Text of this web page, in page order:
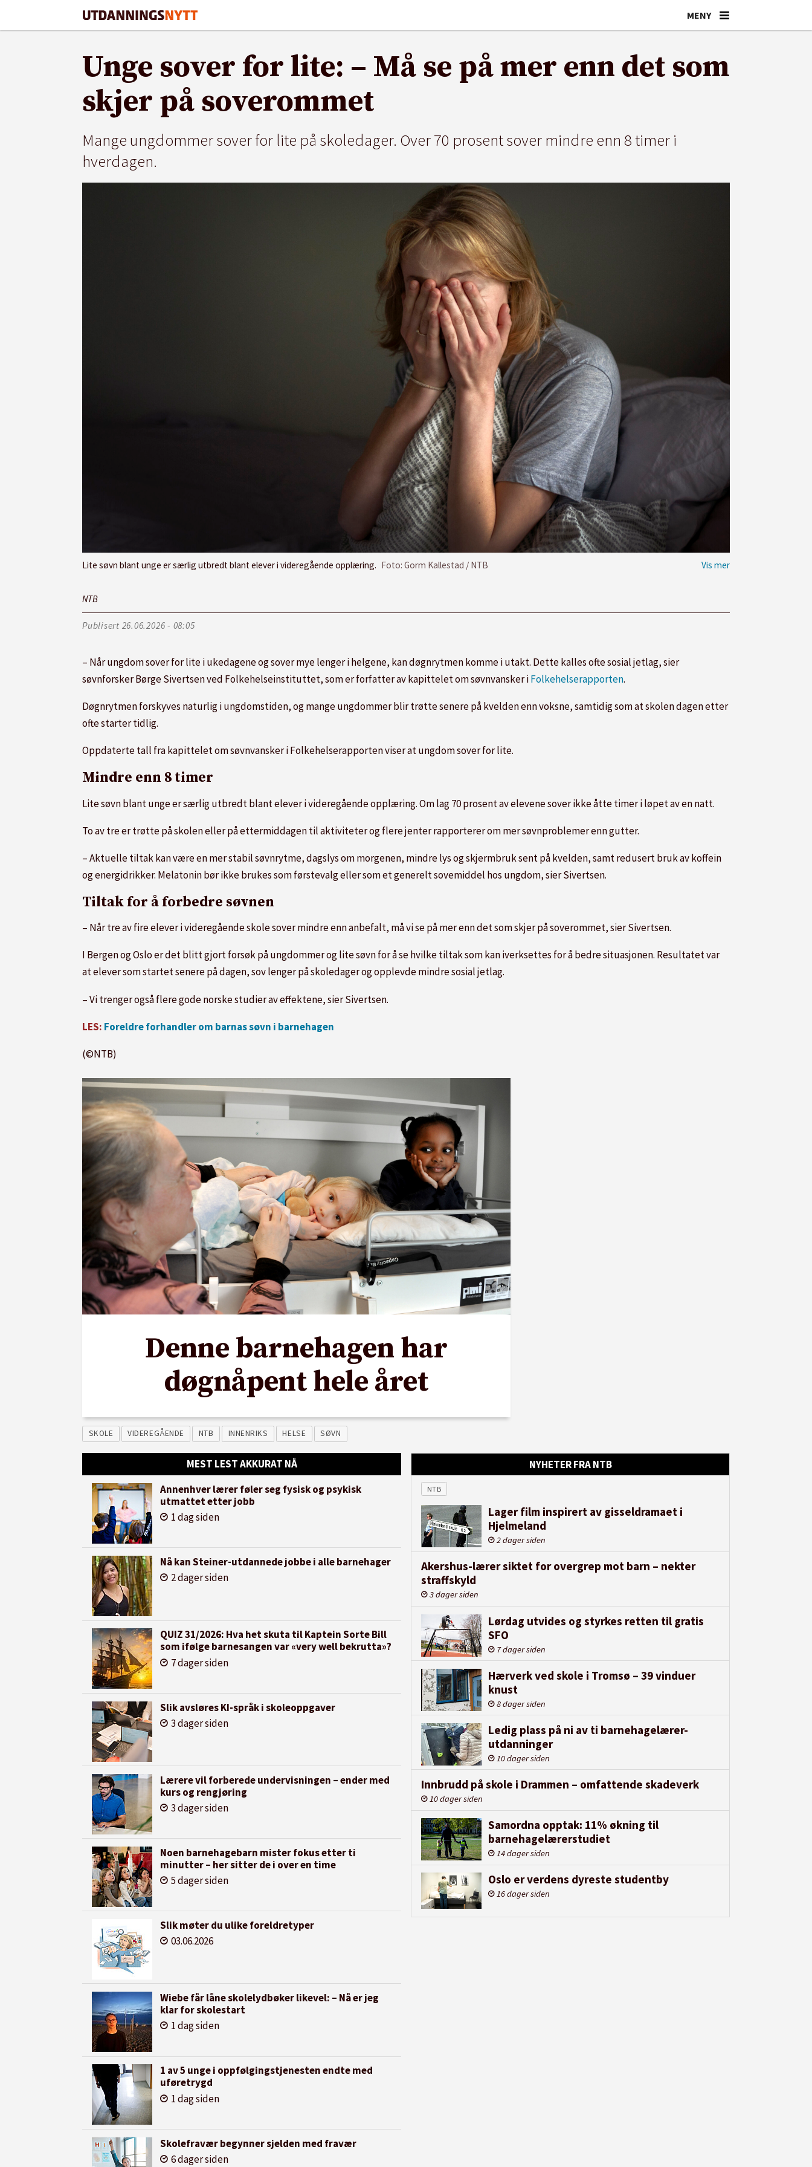
Unge sover for lite: – Må se på mer enn det som
skjer på soverommet
Mange ungdommer sover for lite på skoledager. Over 70 prosent sover mindre enn 8 timer i
hverdagen.
Lite søvn blant unge er særlig utbredt blant elever i videregående opplæring. Foto: Gorm Kallestad / NTB
NTB
Publisert 26.06.2026 - 08:05
– Når ungdom sover for lite i ukedagene og sover mye lenger i helgene, kan døgnrytmen komme i utakt. Dette kalles ofte sosial jetlag, sier
søvnforsker Børge Sivertsen ved Folkehelseinstituttet, som er forfatter av kapittelet om søvnvansker iFolkehelserapporten.
Døgnrytmen forskyves naturlig i ungdomstiden, og mange ungdommer blir trøtte senere på kvelden enn voksne, samtidig som at skolen dagen etter
ofte starter tidlig.
Oppdaterte tall fra kapittelet om søvnvansker i Folkehelserapporten viser at ungdom sover for lite.
Mindre enn 8 timer
Lite søvn blant unge er særlig utbredt blant elever i videregående opplæring. Om lag 70 prosent av elevene sover ikke åtte timer i løpet av en natt.
To av tre er trøtte på skolen eller på ettermiddagen til aktiviteter og flere jenter rapporterer om mer søvnproblemer enn gutter.
– Aktuelle tiltak kan være en mer stabil søvnrytme, dagslys om morgenen, mindre lys og skjermbruk sent på kvelden, samt redusert bruk av koffein
og energidrikker. Melatonin bør ikke brukes som førstevalg eller som et generelt sovemiddel hos ungdom, sier Sivertsen.
Tiltak for å forbedre søvnen
– Når tre av fire elever i videregående skole sover mindre enn anbefalt, må vi se på mer enn det som skjer på soverommet, sier Sivertsen.
I Bergen og Oslo er det blitt gjort forsøk på ungdommer og lite søvn for å se hvilke tiltak som kan iverksettes for å bedre situasjonen. Resultatet var
at elever som startet senere på dagen, sov lenger på skoledager og opplevde mindre sosial jetlag.
– Vi trenger også flere gode norske studier av effektene, sier Sivertsen.
LES: Foreldre forhandler om barnas søvn i barnehagen
(©NTB)
Denne barnehagen har
døgnåpent hele året
SKOLE VIDEREGÅENDE NTB INNENRIKS HELSE SØVN
MEST LEST AKKURAT NÅ
Annenhver lærer føler seg fysisk og psykisk
utmattet etter jobb
1 dag siden
Nå kan Steiner-utdannede jobbe i alle barnehager
2 dager siden
QUIZ 31/2026: Hva het skuta til Kaptein Sorte Bill
som ifølge barnesangen var «very well bekrutta»?
7 dager siden
Slik avsløres KI-språk i skoleoppgaver
3 dager siden
Lærere vil forberede undervisningen – ender med
kurs og rengjøring
3 dager siden
Noen barnehagebarn mister fokus etter ti
minutter – her sitter de i over en time
5 dager siden
Slik møter du ulike foreldretyper
03.06.2026
Wiebe får låne skolelydbøker likevel: – Nå er jeg
klar for skolestart
1 dag siden
1 av 5 unge i oppfølgingstjenesten endte med
uføretrygd
1 dag siden
Skolefravær begynner sjelden med fravær
6 dager siden
NYHETER FRA NTB
NTB
Lager film inspirert av gisseldramaet i
Hjelmeland
2 dager siden
Akershus-lærer siktet for overgrep mot barn – nekter
straffskyld
3 dager siden
Lørdag utvides og styrkes retten til gratis
SFO
7 dager siden
Hærverk ved skole i Tromsø – 39 vinduer
knust
8 dager siden
Ledig plass på ni av ti barnehagelærer-
utdanninger
10 dager siden
Innbrudd på skole i Drammen – omfattende skadeverk
10 dager siden
Samordna opptak: 11% økning til
barnehagelærerstudiet
14 dager siden
Oslo er verdens dyreste studentby
16 dager siden